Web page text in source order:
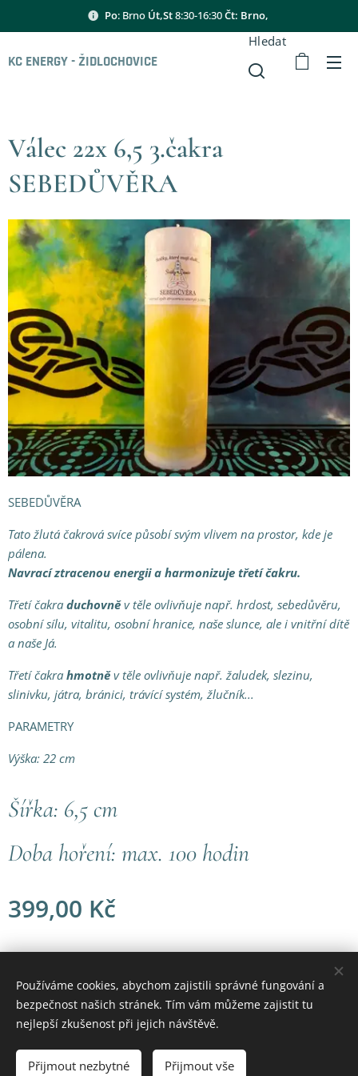
Po: Brno Út,St8:30-16:30Čt: Brno,
KC ENERGY - ŽIDLOCHOVICE
Hledat
Válec 22x 6,5 3.čakra
SEBEDŮVĚRA
SEBEDŮVĚRA
Tato žlutá čakrová svíce působí svým vlivem na prostor, kde je
pálena.
Navrací ztracenou energii a harmonizuje třetí čakru.
Třetí čakra duchovněv těle ovlivňuje např. hrdost, sebedůvěru,
osobní sílu, vitalitu, osobní hranice, naše slunce, ale i vnitřní dítě
a naše Já.
Třetí čakra hmotněv těle ovlivňuje např. žaludek, slezinu,
slinivku, játra, bránici, trávící systém, žlučník...
PARAMETRY
Výška: 22 cm
Šířka: 6,5 cm
Doba hoření: max. 100 hodin
399,00 Kč
Do košíku
© 2021 Všechna práva vyhrazena
Vytvořeno službouWebnode Cookies
Používáme cookies, abychom zajistili správné fungování a
bezpečnost našich stránek. Tím vám můžeme zajistit tu
nejlepší zkušenost při jejich návštěvě.
Přijmout nezbytné Přijmout vše